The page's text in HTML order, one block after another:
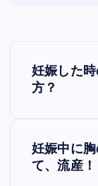
妊娠した
方？
妊娠中に
て、流産！